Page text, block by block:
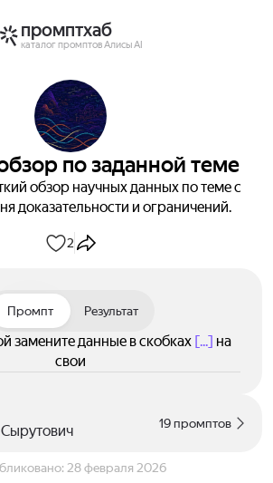
промптхаб
каталог промптов Алисы AI
по заданной теме
обзор научных данных по теме с
доказательности и ограничений.
2
Промпт Результат
замените данные в скобках [...] на
свои
19 промптов
28 февраля 2026